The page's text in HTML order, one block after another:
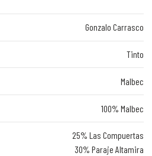
Gonzalo Carrasco
Tinto
Malbec
100% Malbec
25% Las Compuertas
30% Paraje Altamira